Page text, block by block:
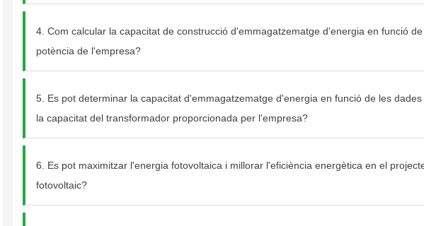
4. Com calcular la capacitat de construcció d'emmagatzematge d'energia en funció
potència de l'empresa?
5. Es pot determinar la capacitat d'emmagatzematge d'energia en funció de les
la capacitat del transformador proporcionada per l'empresa?
6. Es pot maximitzar l'energia fotovoltaica i millorar l'eficiència energètica en el
fotovoltaic?